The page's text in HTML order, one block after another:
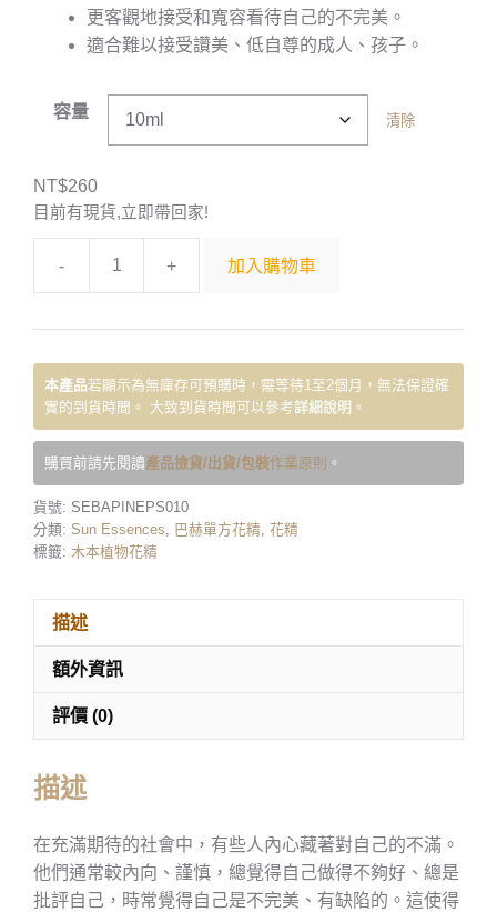
更客觀地接受和寬容看待自己的不完美。
適合難以接受讚美、低自尊的成人、孩子。
容量 清除
NT$260
目前有現貨,立即帶回家!
- + 加入購物車
本產品若顯示為無庫存可預購時，需等待1至2個月，無法保證確
實的到貨時間。 大致到貨時間可以參考詳細說明 。
購買前請先閱讀產品撿貨/出貨/包裝作業原則 。
貨號: SEBAPINEPS010
分類: Sun Essences, 巴赫單方花精, 花精
標籤: 木本植物花精
描述
額外資訊
評價 (0)
描述
在充滿期待的社會中，有些人內心藏著對自己的不滿。
他們通常較內向、謹慎，總覺得自己做得不夠好、總是
批評自己，時常覺得自己是不完美、有缺陷的。這使得